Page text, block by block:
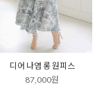
디어 나염 롱 원피스
87,000원